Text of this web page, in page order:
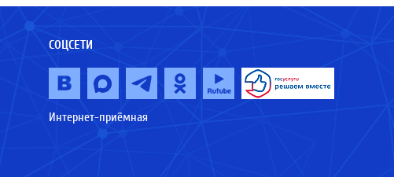
СОЦСЕТИ
Интернет-приёмная